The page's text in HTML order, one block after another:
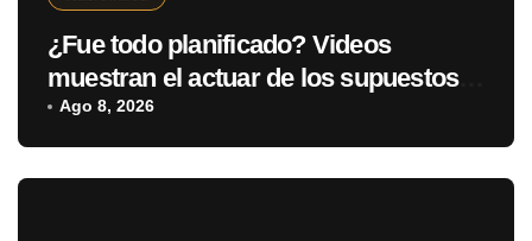
¿Fue todo planificado? Videos
muestran el actuar de los supuestos
autores del atroz crimen de Roselin
Ago 8, 2026